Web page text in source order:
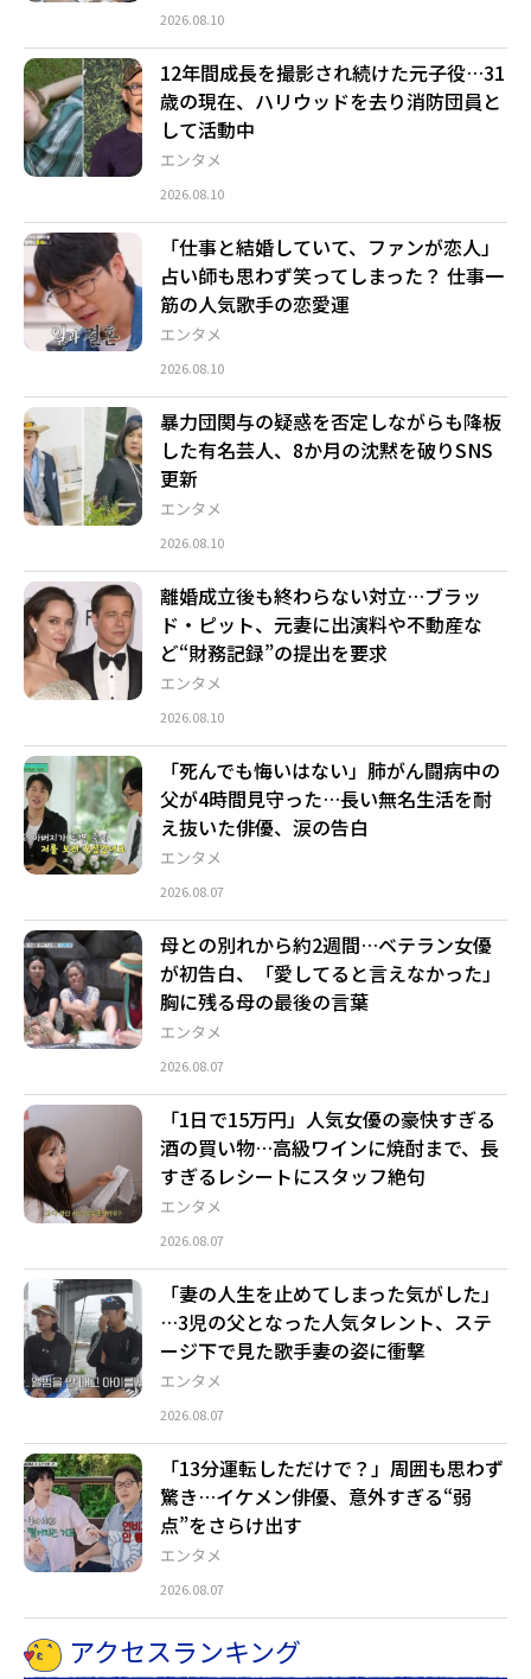
2026.08.10
エンタメ
12年間成長を撮影され続けた元子役…31
歳の現在、ハリウッドを去り消防団員と
して活動中
2026.08.10
エンタメ
「仕事と結婚していて、ファンが恋人」
占い師も思わず笑ってしまった？ 仕事一
筋の人気歌手の恋愛運
2026.08.10
エンタメ
暴力団関与の疑惑を否定しながらも降板
した有名芸人、8か月の沈黙を破りSNS
更新
2026.08.10
エンタメ
離婚成立後も終わらない対立…ブラッ
ド・ピット、元妻に出演料や不動産な
ど“財務記録”の提出を要求
2026.08.10
エンタメ
「死んでも悔いはない」肺がん闘病中の
父が4時間見守った…長い無名生活を耐
え抜いた俳優、涙の告白
2026.08.07
エンタメ
母との別れから約2週間…ベテラン女優
が初告白、「愛してると言えなかった」
胸に残る母の最後の言葉
2026.08.07
エンタメ
「1日で15万円」人気女優の豪快すぎる
酒の買い物…高級ワインに焼酎まで、長
すぎるレシートにスタッフ絶句
2026.08.07
エンタメ
「妻の人生を止めてしまった気がした」
…3児の父となった人気タレント、ステ
ージ下で見た歌手妻の姿に衝撃
2026.08.07
エンタメ
「13分運転しただけで？」周囲も思わず
驚き…イケメン俳優、意外すぎる“弱
点”をさらけ出す
2026.08.07
アクセスランキング